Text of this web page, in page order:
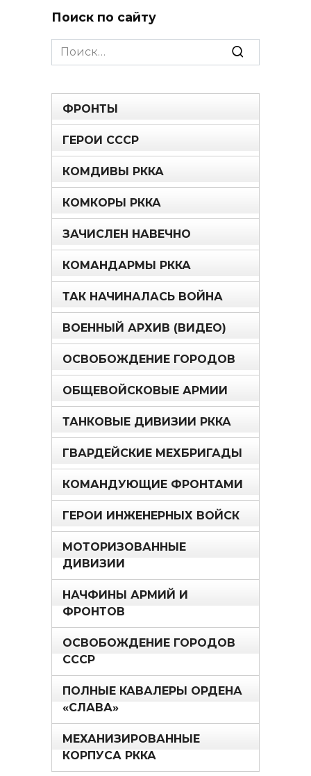
Поиск по сайту
Search
for:
ФРОНТЫ
ГЕРОИ СССР
КОМДИВЫ РККА
КОМКОРЫ РККА
ЗАЧИСЛЕН НАВЕЧНО
КОМАНДАРМЫ РККА
ТАК НАЧИНАЛАСЬ ВОЙНА
ВОЕННЫЙ АРХИВ (ВИДЕО)
ОСВОБОЖДЕНИЕ ГОРОДОВ
ОБЩЕВОЙСКОВЫЕ АРМИИ
ТАНКОВЫЕ ДИВИЗИИ РККА
ГВАРДЕЙСКИЕ МЕХБРИГАДЫ
КОМАНДУЮЩИЕ ФРОНТАМИ
ГЕРОИ ИНЖЕНЕРНЫХ ВОЙСК
МОТОРИЗОВАННЫЕ
ДИВИЗИИ
НАЧФИНЫ АРМИЙ И
ФРОНТОВ
ОСВОБОЖДЕНИЕ ГОРОДОВ
СССР
ПОЛНЫЕ КАВАЛЕРЫ ОРДЕНА
«СЛАВА»
МЕХАНИЗИРОВАННЫЕ
КОРПУСА РККА